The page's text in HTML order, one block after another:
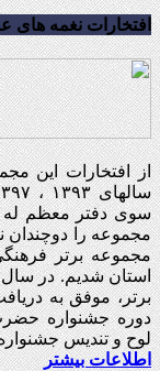
افتخارات نغمه
از افتخارات این
سوی دفتر معظم له
مجموعه برتر
برتر، موفق به
دوره جشنواره
لوح و تندیس
اطلاعات بیشتر